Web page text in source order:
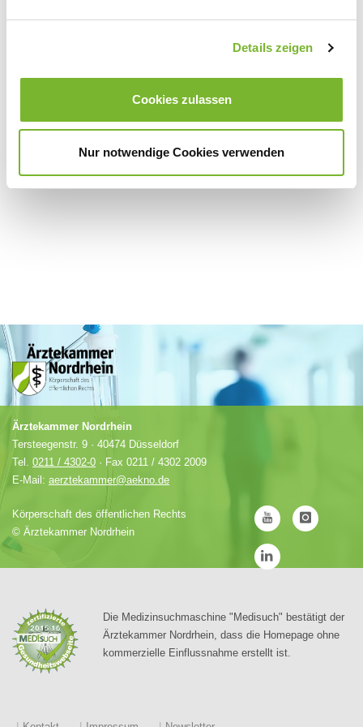
Details zeigen
Cookies zulassen
Nur notwendige Cookies verwenden
Kommender Deutscher Ärztetag in Essen geht online
Zur Übersicht
Ärztekammer Nordrhein
Tersteegenstr. 9 · 40474 Düsseldorf
Tel. 0211 / 4302-0 · Fax 0211 / 4302 2009
E-Mail: aerztekammer@aekno.de
Körperschaft des öffentlichen Rechts
© Ärztekammer Nordrhein
Die Medizinsuchmaschine "Medisuch" bestätigt der
Ärztekammer Nordrhein, dass die Homepage ohne
kommerzielle Einflussnahme erstellt ist.